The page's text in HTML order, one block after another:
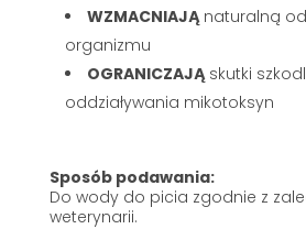
WZMACNIAJĄnaturalną
organizmu
OGRANICZAJĄskutki
oddziaływania mikotoksyn
Sposób podawania:
Do wody do picia zgodnie z
weterynarii.